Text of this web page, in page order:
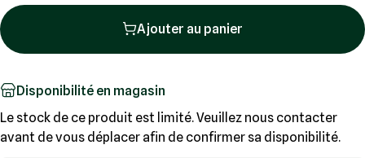
Ajouter au panier
Disponibilité en magasin
Le stock de ce produit est limité. Veuillez nous contacter
avant de vous déplacer afin de confirmer sa disponibilité.